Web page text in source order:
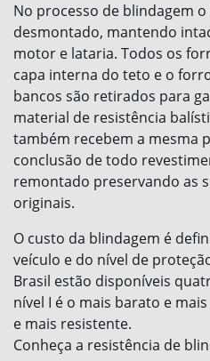
No processo de blindagem
desmontado, mantendo
motor e lataria. Todos os
capa interna do teto e o
bancos são retirados para
material de resistência
também recebem a mesma
conclusão de todo
remontado preservando as
originais.
O custo da blindagem é
veículo e do nível de
Brasil estão disponíveis
nível I é o mais barato e
e mais resistente.
Conheça a resistência de